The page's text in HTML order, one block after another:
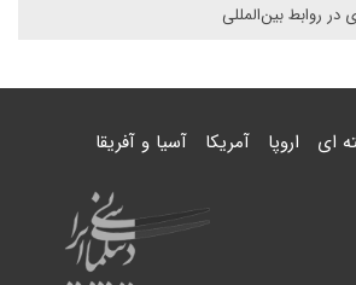
در روابط بین‌المللی
ای اروپا آمریکا آسیا و آفریقا